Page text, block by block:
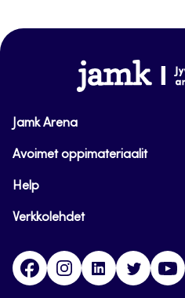
www.jamk.fi
Jamk Arena
Avoimet oppimateriaalit
Help
Verkkolehdet
FacebookInstagramLinkedinTwitter